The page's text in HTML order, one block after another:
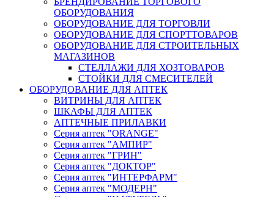
ОБОРУДОВАНИЯ
ОБОРУДОВАНИЕ ДЛЯ ТОРГОВЛИ
ОБОРУДОВАНИЕ ДЛЯ СПОРТТОВАРОВ
ОБОРУДОВАНИЕ ДЛЯ СТРОИТЕЛЬНЫХ
МАГАЗИНОВ
СТЕЛЛАЖИ ДЛЯ ХОЗТОВАРОВ
СТОЙКИ ДЛЯ СМЕСИТЕЛЕЙ
ОБОРУДОВАНИЕ ДЛЯ АПТЕК
ВИТРИНЫ ДЛЯ АПТЕК
ШКАФЫ ДЛЯ АПТЕК
АПТЕЧНЫЕ ПРИЛАВКИ
Серия аптек "ORANGE"
Серия аптек "АМПИР"
Серия аптек "ГРИН"
Серия аптек "ДОКТОР"
Серия аптек "ИНТЕРФАРМ"
Серия аптек "МОДЕРН"